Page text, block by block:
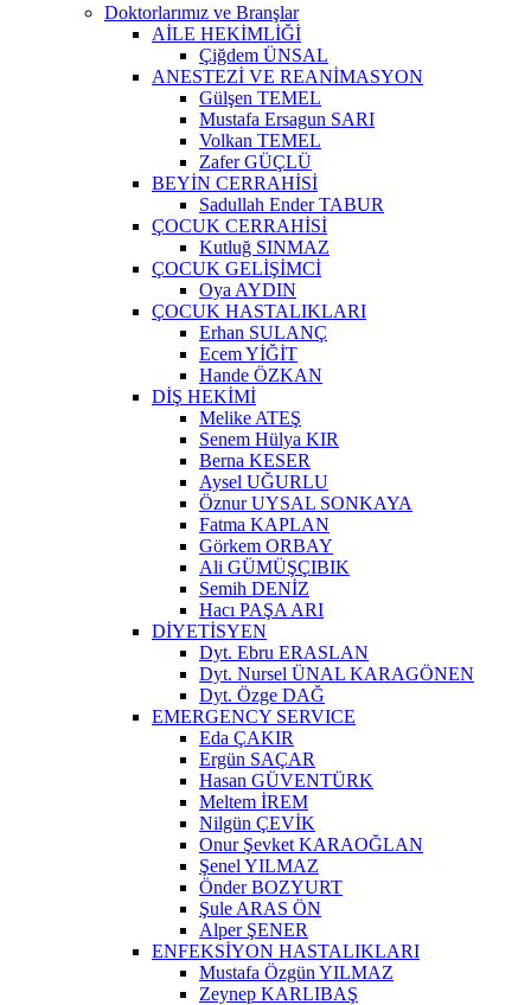
Doktorlarımız ve Branşlar
AİLE HEKİMLİĞİ
Çiğdem ÜNSAL
ANESTEZİ VE REANİMASYON
Gülşen TEMEL
Mustafa Ersagun SARI
Volkan TEMEL
Zafer GÜÇLÜ
BEYİN CERRAHİSİ
Sadullah Ender TABUR
ÇOCUK CERRAHİSİ
Kutluğ SINMAZ
ÇOCUK GELİŞİMCİ
Oya AYDIN
ÇOCUK HASTALIKLARI
Erhan SULANÇ
Ecem YİĞİT
Hande ÖZKAN
DİŞ HEKİMİ
Melike ATEŞ
Senem Hülya KIR
Berna KESER
Aysel UĞURLU
Öznur UYSAL SONKAYA
Fatma KAPLAN
Görkem ORBAY
Ali GÜMÜŞÇIBIK
Semih DENİZ
Hacı PAŞA ARI
DİYETİSYEN
Dyt. Ebru ERASLAN
Dyt. Nursel ÜNAL KARAGÖNEN
Dyt. Özge DAĞ
EMERGENCY SERVICE
Eda ÇAKIR
Ergün SAÇAR
Hasan GÜVENTÜRK
Meltem İREM
Nilgün ÇEVİK
Onur Şevket KARAOĞLAN
Şenel YILMAZ
Önder BOZYURT
Şule ARAS ÖN
Alper ŞENER
ENFEKSİYON HASTALIKLARI
Mustafa Özgün YILMAZ
Zeynep KARLIBAŞ